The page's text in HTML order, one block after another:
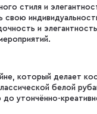
стиля и
и
который делает
белой
утончённо-